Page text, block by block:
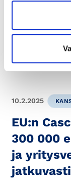
10.2.2025
EU:n
300 000
ja